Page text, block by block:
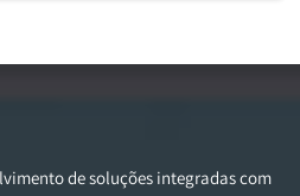
de soluções integradas com